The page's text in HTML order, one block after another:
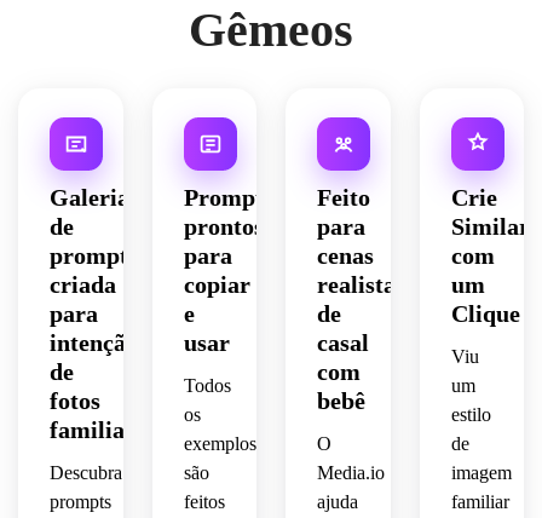
Gêmeos
Galeria
de
prompts
criada
para
intenção
de
fotos
familiares
Descubra
prompts
Prompts
prontos
para
copiar
e
usar
Todos
os
exemplos
são
feitos
Feito
para
cenas
realistas
de
casal
com
bebê
O
Media.io
ajuda
Crie
Similar
com
um
Clique
Viu
um
estilo
de
imagem
familiar